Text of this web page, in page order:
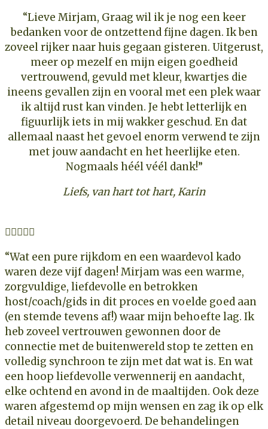
“Lieve Mirjam, Graag wil ik je nog een keer
bedanken voor de ontzettend fijne dagen. Ik ben
zoveel rijker naar huis gegaan gisteren. Uitgerust,
meer op mezelf en mijn eigen goedheid
vertrouwend, gevuld met kleur, kwartjes die
ineens gevallen zijn en vooral met een plek waar
ik altijd rust kan vinden. Je hebt letterlijk en
figuurlijk iets in mij wakker geschud. En dat
allemaal naast het gevoel enorm verwend te zijn
met jouw aandacht en het heerlijke eten.
Nogmaals héél véél dank!”
Liefs, van hart tot hart, Karin

“Wat een pure rijkdom en een waardevol kado
waren deze vijf dagen! Mirjam was een warme,
zorgvuldige, liefdevolle en betrokken
host/coach/gids in dit proces en voelde goed aan
(en stemde tevens af!) waar mijn behoefte lag. Ik
heb zoveel vertrouwen gewonnen door de
connectie met de buitenwereld stop te zetten en
volledig synchroon te zijn met dat wat is. En wat
een hoop liefdevolle verwennerij en aandacht,
elke ochtend en avond in de maaltijden. Ook deze
waren afgestemd op mijn wensen en zag ik op elk
detail niveau doorgevoerd. De behandelingen